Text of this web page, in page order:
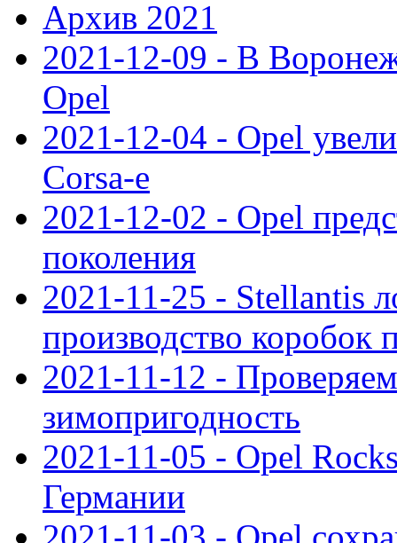
Архив 2021
2021-12-09 - В
Opel
2021-12-04 - Opel
Corsa-e
2021-12-02 - Opel
поколения
2021-11-25 - Stellantis
производство коробок
2021-11-12 -
зимопригодность
2021-11-05 - Opel
Германии